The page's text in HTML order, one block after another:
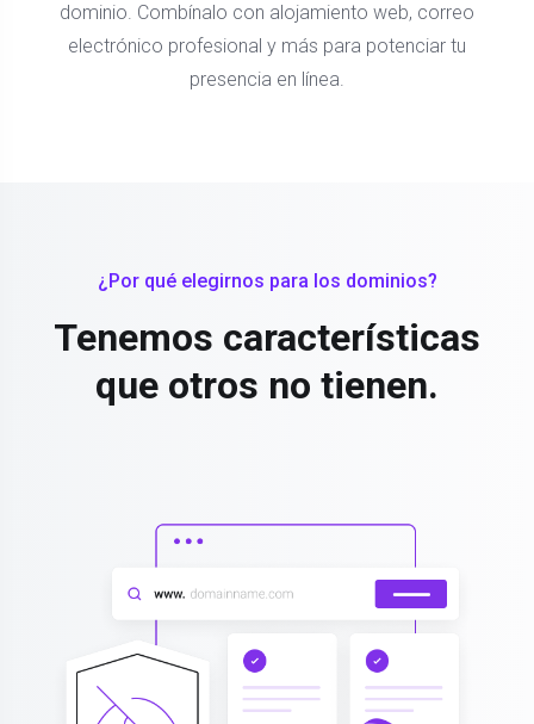
dominio. Combínalo con alojamiento web, correo
electrónico profesional y más para potenciar tu
presencia en línea.
¿Por qué elegirnos para los dominios?
Tenemos características
que otros no tienen.